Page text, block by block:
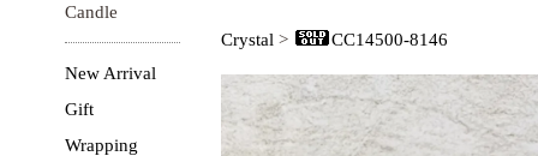
Candle
New Arrival
Gift
Wrapping
Crystal > CC14500-8146